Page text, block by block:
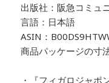
出版社：阪急コミュ
言語：日本語
ASIN：
商品パッケージの寸
・『フィガロジャポ